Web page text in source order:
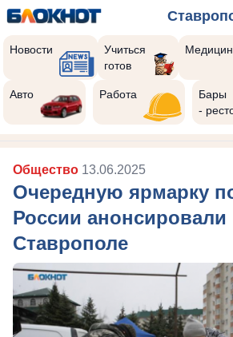
Новости
Учиться
готов
Авто Работа
Бары
-
Общество 13.06.2025
Очередную ярмарку
России анонсировали
Ставрополе